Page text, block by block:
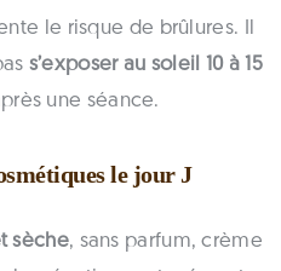
le risque de brûlures. Il
s’exposer au soleil 10 à 15
une séance.
le jour J
sèche, sans parfum, crème